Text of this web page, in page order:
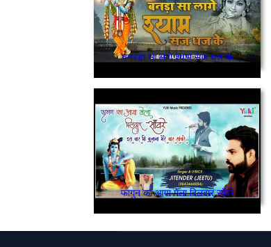
वनरडा सा लागे श्याम सज धज के
फागुन का आया मेला दिलदार साँवरे